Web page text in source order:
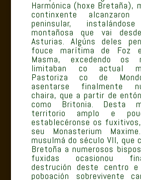
Harmónica (hoxe Bretaña),
continxente alcanzaron
peninsular,
montañosa que vai
Asturias. Algúns deles
fouce marítima de Foz
Masma, excedendo os
limitaban co actual
Pastoriza co de
asentarse finalmente
chaira, que a partir de
como Britonia. Desta
territorio amplo e
establecéronse os
seu Monasterium
musulmá do século VII, que
Bretoña a numerosos
fuxidas ocasionou
destrución deste centro
poboación sobrevivente